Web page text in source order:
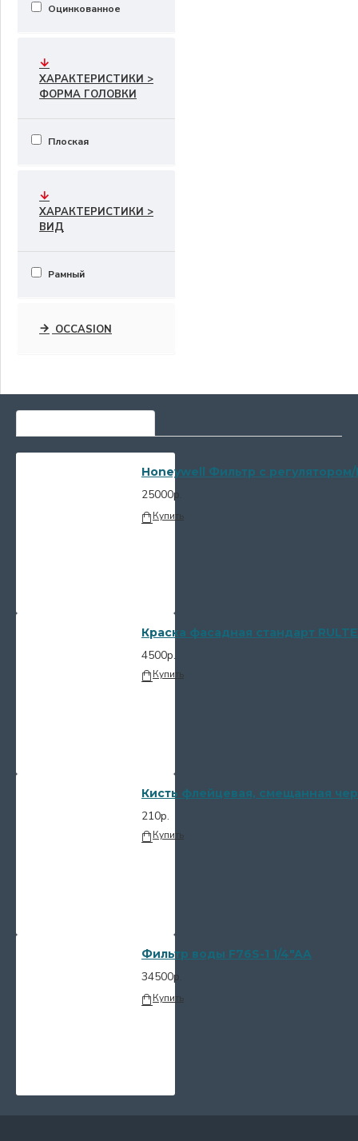
Оцинкованное
ХАРАКТЕРИСТИКИ >
ФОРМА ГОЛОВКИ
Плоская
ХАРАКТЕРИСТИКИ >
ВИД
Рамный
OCCASION
Honeywell Фильтр с
25000р.
Купить
Краска фасадная стандарт
4500р.
Купить
Кисть флейцевая, смещанная
210р.
Купить
Фильтр воды F76S-1 1/4"AA
34500р.
Купить